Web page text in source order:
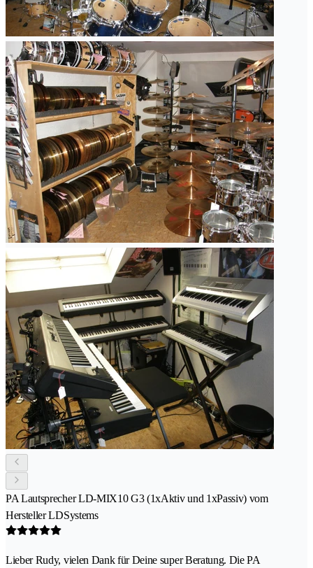
PA Lautsprecher LD-MIX10 G3 (1xAktiv und 1xPassiv) vom
Hersteller LDSystems
Lieber Rudy, vielen Dank für Deine super Beratung. Die PA